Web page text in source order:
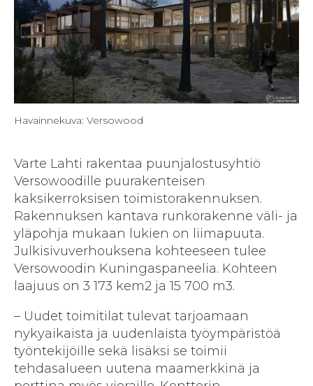
Havainnekuva: Versowood
Varte Lahti rakentaa puunjalostusyhtiö
Versowoodille puurakenteisen
kaksikerroksisen toimistorakennuksen.
Rakennuksen kantava runkorakenne väli- ja
yläpohja mukaan lukien on liimapuuta.
Julkisivuverhouksena kohteeseen tulee
Versowoodin Kuningaspaneelia. Kohteen
laajuus on 3 173 kem2 ja 15 700 m3.
– Uudet toimitilat tulevat tarjoamaan
nykyaikaista ja uudenlaista työympäristöä
työntekijöille sekä lisäksi se toimii
tehdasalueen uutena maamerkkinä ja